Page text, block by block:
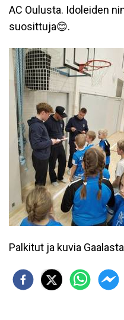
AC Oulusta. Idoleiden
suosittuja😊.
Palkitut ja kuvia